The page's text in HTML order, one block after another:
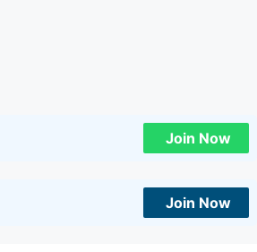
Join Now
Join Now